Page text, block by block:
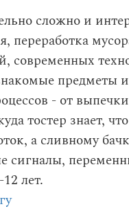
сложно и
переработка
современных
предметы
- от
тостер знает,
а сливному
сигналы,
лет.